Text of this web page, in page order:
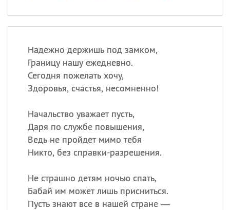
Надежно держишь под замком,
Границу нашу ежедневно.
Сегодня пожелать хочу,
Здоровья, счастья, несомненно!
Начальство уважает пусть,
Даря по службе повышения,
Ведь не пройдет мимо тебя
Никто, без справки-разрешения.
Не страшно детям ночью спать,
Бабай им может лишь присниться.
Пусть знают все в нашей стране —